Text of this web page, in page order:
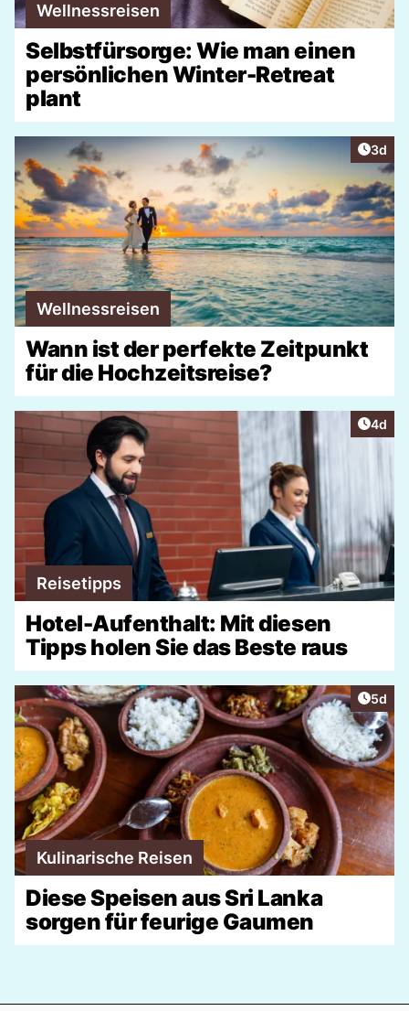
Wellnessreisen
Selbstfürsorge: Wie man einen
persönlichen Winter-Retreat
plant
3d
Wellnessreisen
Wann ist der perfekte Zeitpunkt
für die Hochzeitsreise?
4d
Reisetipps
Hotel-Aufenthalt: Mit diesen
Tipps holen Sie das Beste raus
5d
Kulinarische Reisen
Diese Speisen aus Sri Lanka
sorgen für feurige Gaumen